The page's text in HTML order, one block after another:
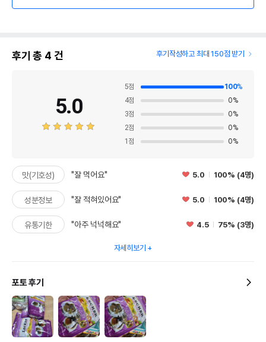
후기 총 4 건 후기작성하고 최대 150점 받기
5.0
5점 100%
4점 0%
3점 0%
2점 0%
1 점 0%
맛(기호성) "잘 먹어요" 5.0 100% (4명)
성분정보 "잘 적혀있어요" 5.0 100% (4명)
유통기한 "아주 넉넉해요" 4.5 75% (3명)
자세히보기
포토 후기